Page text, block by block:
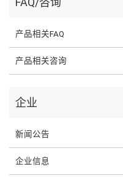
产品相关FAQ
产品相关咨询
企业
新闻公告
企业信息